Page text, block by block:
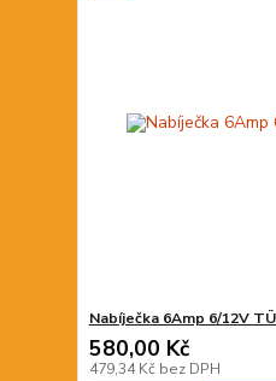
Nabíječka 6Amp 6/12V
580,00 Kč
479,34 Kč bez DPH